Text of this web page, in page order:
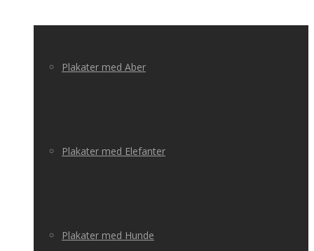
Plakater med Aber
Plakater med Elefanter
Plakater med Hunde